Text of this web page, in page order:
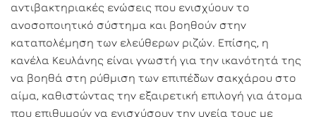
αντιβακτηριακές ενώσεις που ενισχύουν το
ανοσοποιητικό σύστημα και βοηθούν στην
καταπολέμηση των ελεύθερων ριζών. Επίσης, η
κανέλα Κευλάνης είναι γνωστή για την ικανότητά της
να βοηθά στη ρύθμιση των επιπέδων σακχάρου στο
αίμα, καθιστώντας την εξαιρετική επιλογή για άτομα
που επιθυμούν να ενισχύσουν την υγεία τους με